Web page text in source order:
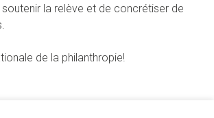
la relève et de concrétiser de
de la philanthropie!